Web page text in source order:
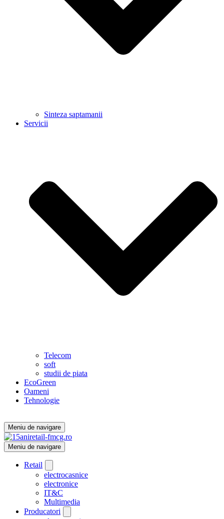
Sinteza saptamanii
Servicii
Telecom
soft
studii de piata
EcoGreen
Oameni
Tehnologie
Meniu de navigare
Meniu de navigare
Retail
electrocasnice
electronice
IT&C
Multimedia
Producatori